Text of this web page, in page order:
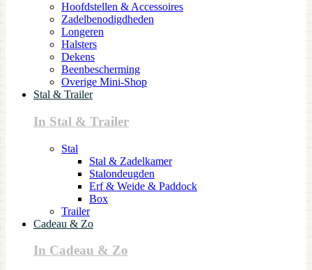
Hoofdstellen & Accessoires
Zadelbenodigdheden
Longeren
Halsters
Dekens
Beenbescherming
Overige Mini-Shop
Stal & Trailer
In Stal & Trailer
Stal
Stal & Zadelkamer
Stalondeugden
Erf & Weide & Paddock
Box
Trailer
Cadeau & Zo
In Cadeau & Zo